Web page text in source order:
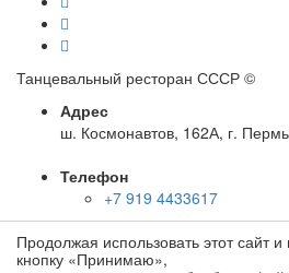
Танцевальный ресторан СССР ©
Адрес
ш. Космонавтов, 162А, г. Пермь
Телефон
+7 919 4433617
E-mail
info@cccp-perm.ru
Продолжая использовать этот сайт
кнопку «Принимаю»,